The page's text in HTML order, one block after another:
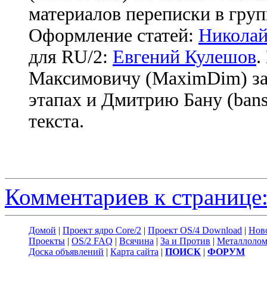
материалов переписки в
Оформление статей:
для RU/2: Евгений Кулешов.
Максимовичу (MaximDim)
этапах и Дмитрию Бану
текста.
Комментариев к
Домой | Проект ядро Core/2 | Проект OS/4 Download |
Проекты | OS/2 FAQ | Всячина | За и Против | Металлолом
Доска объявлений | Карта сайта | ПОИСК | ФОРУМ